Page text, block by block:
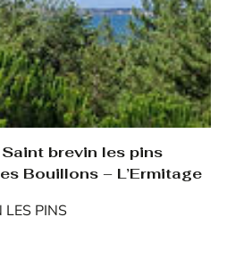
brevin les pins
Bouillons – L’Ermitage
LES PINS